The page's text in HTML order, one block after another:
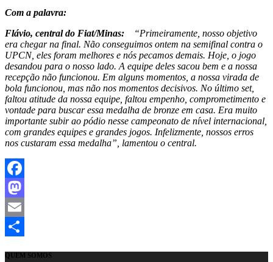
Com a palavra:
Flávio, central do Fiat/Minas:
“Primeiramente, nosso objetivo
era chegar na final. Não conseguimos ontem na semifinal contra o
UPCN, eles foram melhores e nós pecamos demais. Hoje, o jogo
desandou para o nosso lado. A equipe deles sacou bem e a nossa
recepção não funcionou. Em alguns momentos, a nossa virada de
bola funcionou, mas não nos momentos decisivos. No último set,
faltou atitude da nossa equipe, faltou empenho, comprometimento e
vontade para buscar essa medalha de bronze em casa. Era muito
importante subir ao pódio nesse campeonato de nível internacional,
com grandes equipes e grandes jogos. Infelizmente, nossos erros
nos custaram essa medalha”, lamentou o central.
Facebook
Mastodon
Email
QUEM SOMOS